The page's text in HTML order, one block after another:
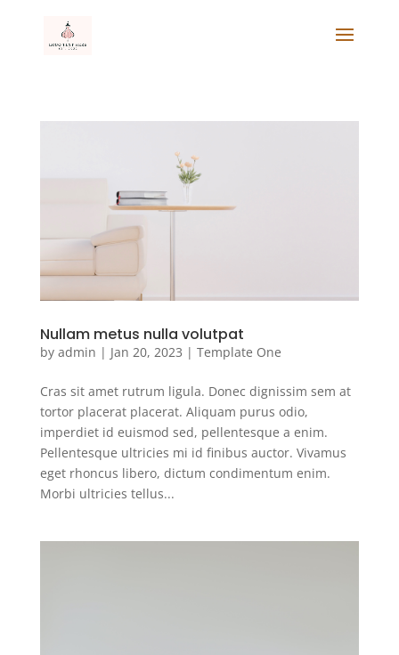
Nullam metus nulla volutpat
by admin | Jan 20, 2023 | Template One
Cras sit amet rutrum ligula. Donec dignissim sem at
tortor placerat placerat. Aliquam purus odio,
imperdiet id euismod sed, pellentesque a enim.
Pellentesque ultricies mi id finibus auctor. Vivamus
eget rhoncus libero, dictum condimentum enim.
Morbi ultricies tellus...